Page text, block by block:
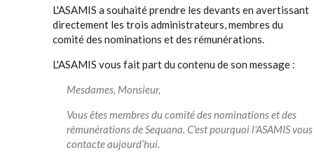
L'ASAMIS a souhaité prendre les devants en avertissant
directement les trois administrateurs, membres du
comité des nominations et des rémunérations.
L'ASAMIS vous fait part du contenu de son message :
Mesdames, Monsieur,
Vous êtes membres du comité des nominations et des
rémunérations de Sequana. C'est pourquoi l'ASAMIS vous
contacte aujourd’hui.